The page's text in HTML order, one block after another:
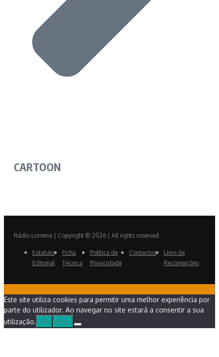
CARTOON
Rádio Lumena | Copyright © 2026 | All rights reserved
Estatuto
Editorial
Ficha
Técnica
Política de
Privacidade
Contactos
Livro de
Reclamações
Este site utiliza cookies para permitir uma melhor experiência por
parte do utilizador. Ao navegar no site estará a consentir a sua
utilização. Ok Não